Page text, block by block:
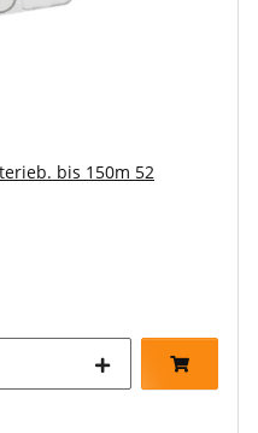
bis 150m 52